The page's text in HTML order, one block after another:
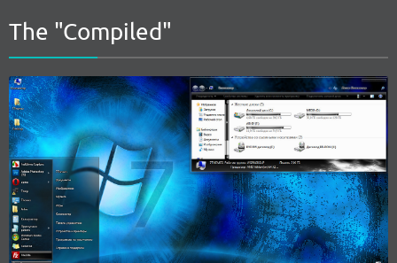
The "Compiled"